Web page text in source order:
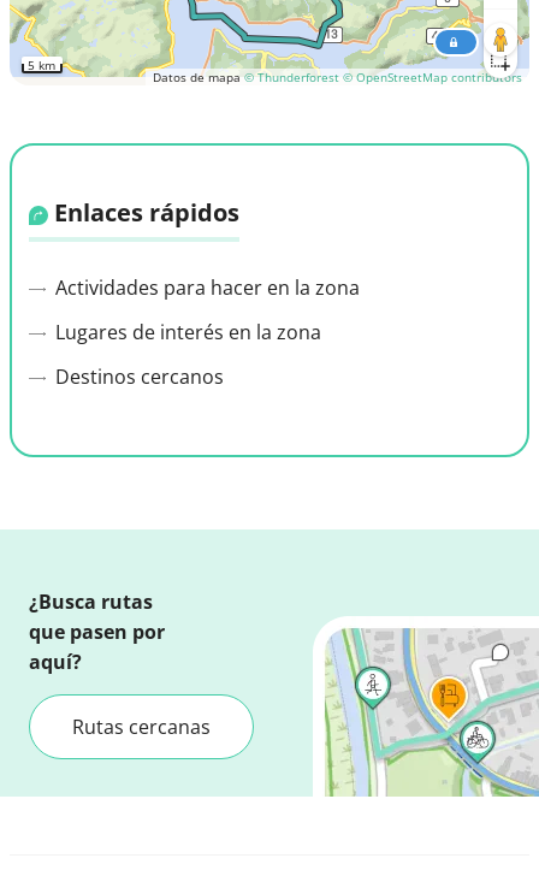
Datos de mapa© Thunderforest © OpenStreetMap contributors
5 km
Enlaces rápidos
Actividades para hacer en la zona
Lugares de interés en la zona
Destinos cercanos
¿Busca rutas
que pasen por
aquí?
Rutas cercanas